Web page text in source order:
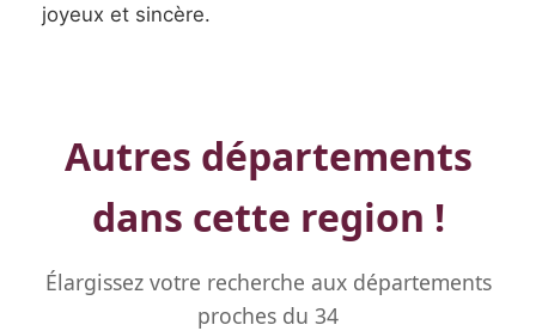
joyeux et sincère.
Autres départements
dans cette region !
Élargissez votre recherche aux départements
proches du 34